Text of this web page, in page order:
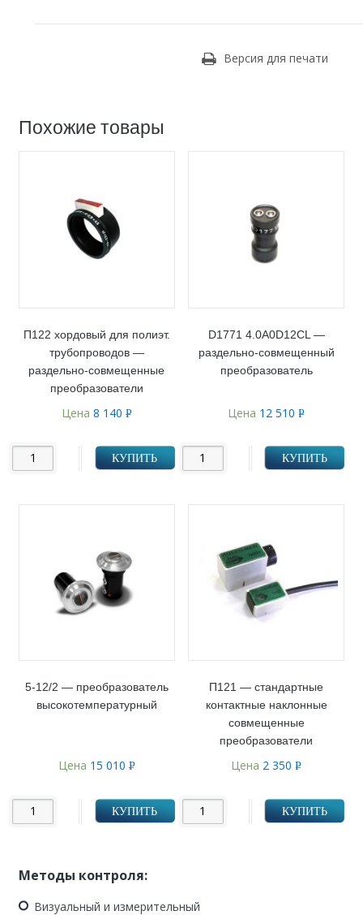
Версия для печати
Похожие товары
П122 хордовый для полиэт.
трубопроводов —
раздельно-совмещенные
преобразователи
Цена 8 140 Р
КУПИТЬ
D1771 4.0A0D12CL —
раздельно-совмещенный
преобразователь
Цена 12 510Р
КУПИТЬ
5-12/2 — преобразователь
высокотемпературный
Цена 15 010 Р
КУПИТЬ
П121 — стандартные
контактные наклонные
совмещенные
преобразователи
Цена 2 350Р
КУПИТЬ
Методы контроля:
Визуальный и измерительный